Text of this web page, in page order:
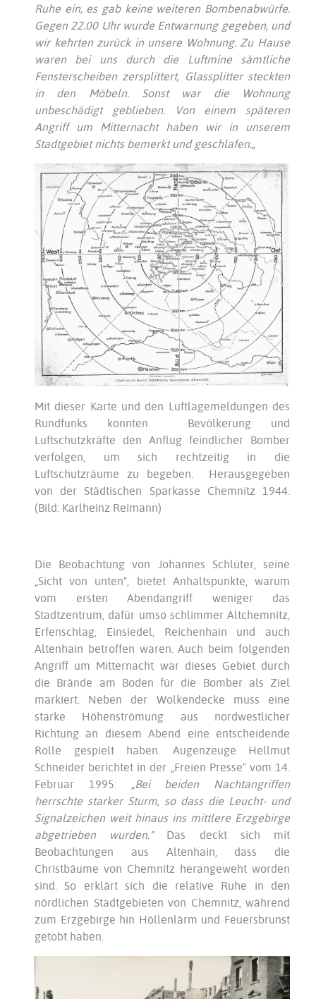
Ruhe ein, es gab keine weiteren Bombenabwürfe.
Gegen 22.00 Uhr wurde Entwarnung gegeben, und
wir kehrten zurück in unsere Wohnung. Zu Hause
waren bei uns durch die Luftmine sämtliche
Fensterscheiben zersplittert, Glassplitter steckten
in den Möbeln. Sonst war die Wohnung
unbeschädigt geblieben. Von einem späteren
Angriff um Mitternacht haben wir in unserem
Stadtgebiet nichts bemerkt und geschlafen.„
Mit dieser Karte und den Luftlagemeldungen des
Rundfunks konnten Bevölkerung und
Luftschutzkräfte den Anflug feindlicher Bomber
verfolgen, um sich rechtzeitig in die
Luftschutzräume zu begeben. Herausgegeben
von der Städtischen Sparkasse Chemnitz 1944.
(Bild: Karlheinz Reimann)
Die Beobachtung von Johannes Schlüter, seine
„Sicht von unten", bietet Anhaltspunkte, warum
vom ersten Abendangriff weniger das
Stadtzentrum, dafür umso schlimmer Altchemnitz,
Erfenschlag, Einsiedel, Reichenhain und auch
Altenhain betroffen waren. Auch beim folgenden
Angriff um Mitternacht war dieses Gebiet durch
die Brände am Boden für die Bomber als Ziel
markiert. Neben der Wolkendecke muss eine
starke Höhenströmung aus nordwestlicher
Richtung an diesem Abend eine entscheidende
Rolle gespielt haben. Augenzeuge Hellmut
Schneider berichtet in der „Freien Presse" vom 14.
Februar 1995: „Bei
beiden Nachtangriffen
herrschte starker Sturm, so dass die Leucht- und
Signalzeichen weit hinaus ins mittlere Erzgebirge
abgetrieben wurden."Das deckt sich mit
Beobachtungen aus Altenhain, dass die
Christbäume von Chemnitz herangeweht worden
sind. So erklärt sich die relative Ruhe in den
nördlichen Stadtgebieten von Chemnitz, während
zum Erzgebirge hin Höllenlärm und Feuersbrunst
getobt haben.